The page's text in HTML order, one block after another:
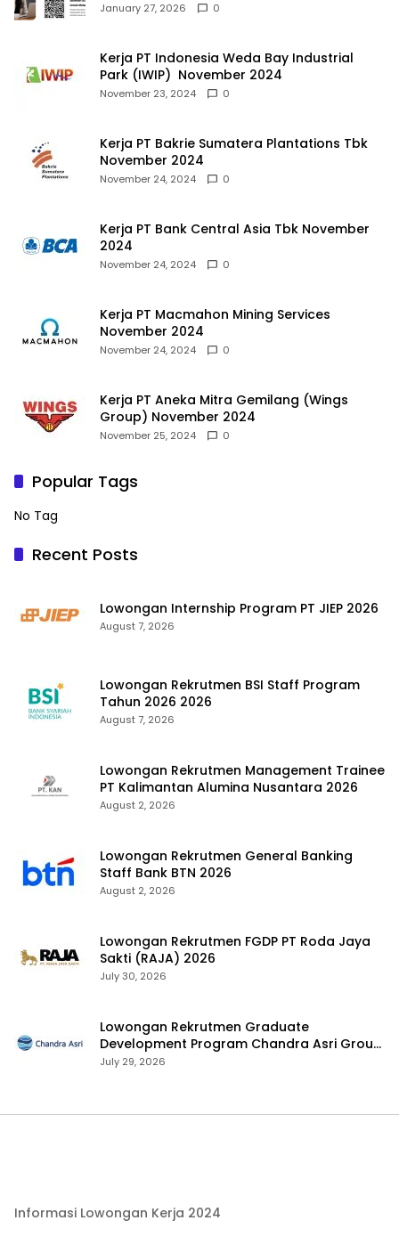
January 27, 2026 0
Kerja PT Indonesia Weda Bay Industrial
Park (IWIP) November 2024
November 23, 2024 0
Kerja PT Bakrie Sumatera Plantations Tbk
November 2024
November 24, 2024 0
Kerja PT Bank Central Asia Tbk November
2024
November 24, 2024 0
Kerja PT Macmahon Mining Services
November 2024
November 24, 2024 0
Kerja PT Aneka Mitra Gemilang (Wings
Group) November 2024
November 25, 2024 0
Popular Tags
No Tag
Recent Posts
Lowongan Internship Program PT JIEP 2026
August 7, 2026
Lowongan Rekrutmen BSI Staff Program
Tahun 2026 2026
August 7, 2026
Lowongan Rekrutmen Management Trainee
PT Kalimantan Alumina Nusantara 2026
August 2, 2026
Lowongan Rekrutmen General Banking
Staff Bank BTN 2026
August 2, 2026
Lowongan Rekrutmen FGDP PT Roda Jaya
Sakti (RAJA) 2026
July 30, 2026
Lowongan Rekrutmen Graduate
Development Program Chandra Asri Group
2026
July 29, 2026
Informasi Lowongan Kerja 2024